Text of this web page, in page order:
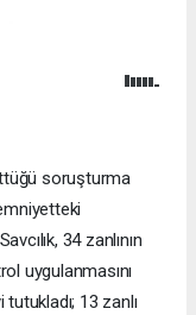
soruşturma
34 zanlının
uygulanmasını
13 zanlı